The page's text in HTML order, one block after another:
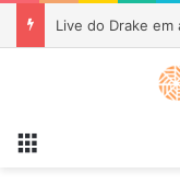
Live do Drake